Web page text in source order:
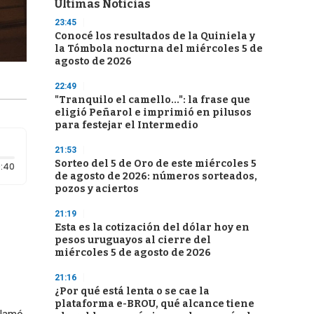
Duración: 40 segundos
Últimas Noticias
23:45
Conocé los resultados de la Quiniela y
la Tómbola nocturna del miércoles 5 de
agosto de 2026
22:49
"Tranquilo el camello...": la frase que
eligió Peñarol e imprimió en pilusos
para festejar el Intermedio
21:53
Sorteo del 5 de Oro de este miércoles 5
de agosto de 2026: números sorteados,
pozos y aciertos
21:19
Esta es la cotización del dólar hoy en
pesos uruguayos al cierre del
miércoles 5 de agosto de 2026
21:16
¿Por qué está lenta o se cae la
plataforma e-BROU, qué alcance tiene